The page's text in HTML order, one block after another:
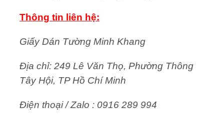
Thông tin liên hệ:
Giấy Dán Tường Minh Khang
Địa chỉ: 249 Lê Văn Thọ, Phường Thông
Tây Hội, TP Hồ Chí Minh
Điện thoại / Zalo : 0916 289 994